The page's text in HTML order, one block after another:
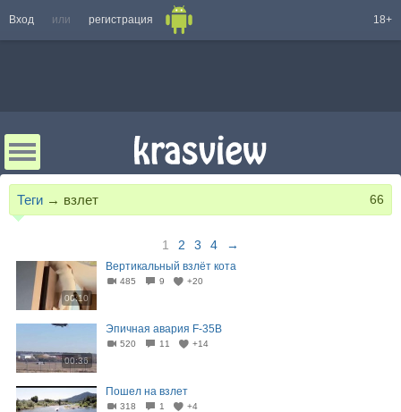
Вход или регистрация 18+
Теги → взлет 66
1 2 3 4 →
00:10
Вертикальный взлёт кота
485 9 +20
00:36
Эпичная авария F-35B
520 11 +14
Пошел на взлет
318 1 +4